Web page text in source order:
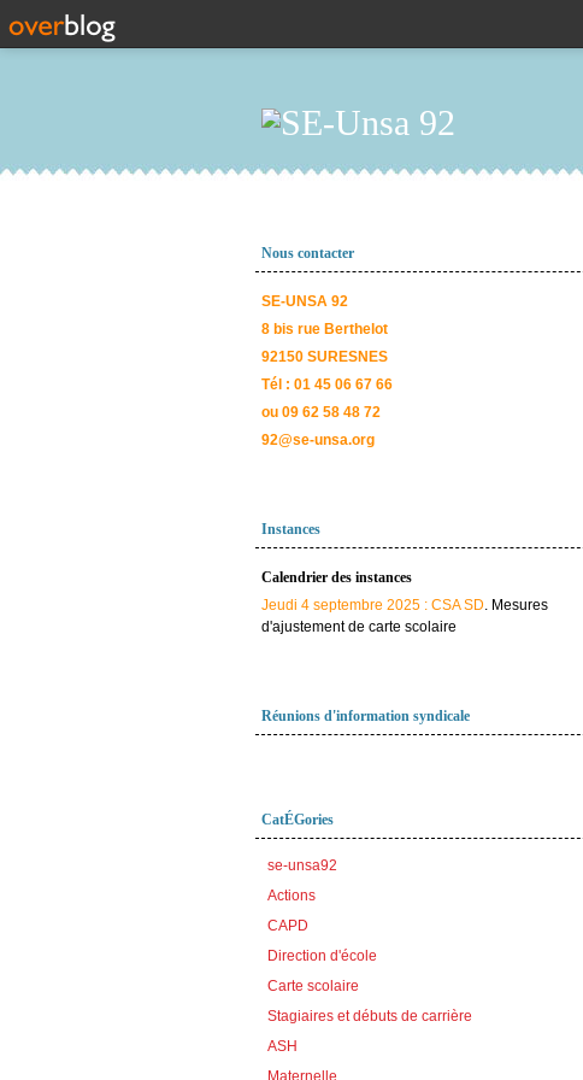
Nous contacter
SE-UNSA 92
8 bis rue Berthelot
92150 SURESNES
Tél : 01 45 06 67 66
ou 09 62 58 48 72
92@se-unsa.org
Instances
Calendrier des instances
Jeudi 4 septembre 2025 : CSA SD. Mesures
d'ajustement de carte scolaire
Réunions d'information syndicale
CatÉGories
se-unsa92
Actions
CAPD
Direction d'école
Carte scolaire
Stagiaires et débuts de carrière
ASH
Maternelle